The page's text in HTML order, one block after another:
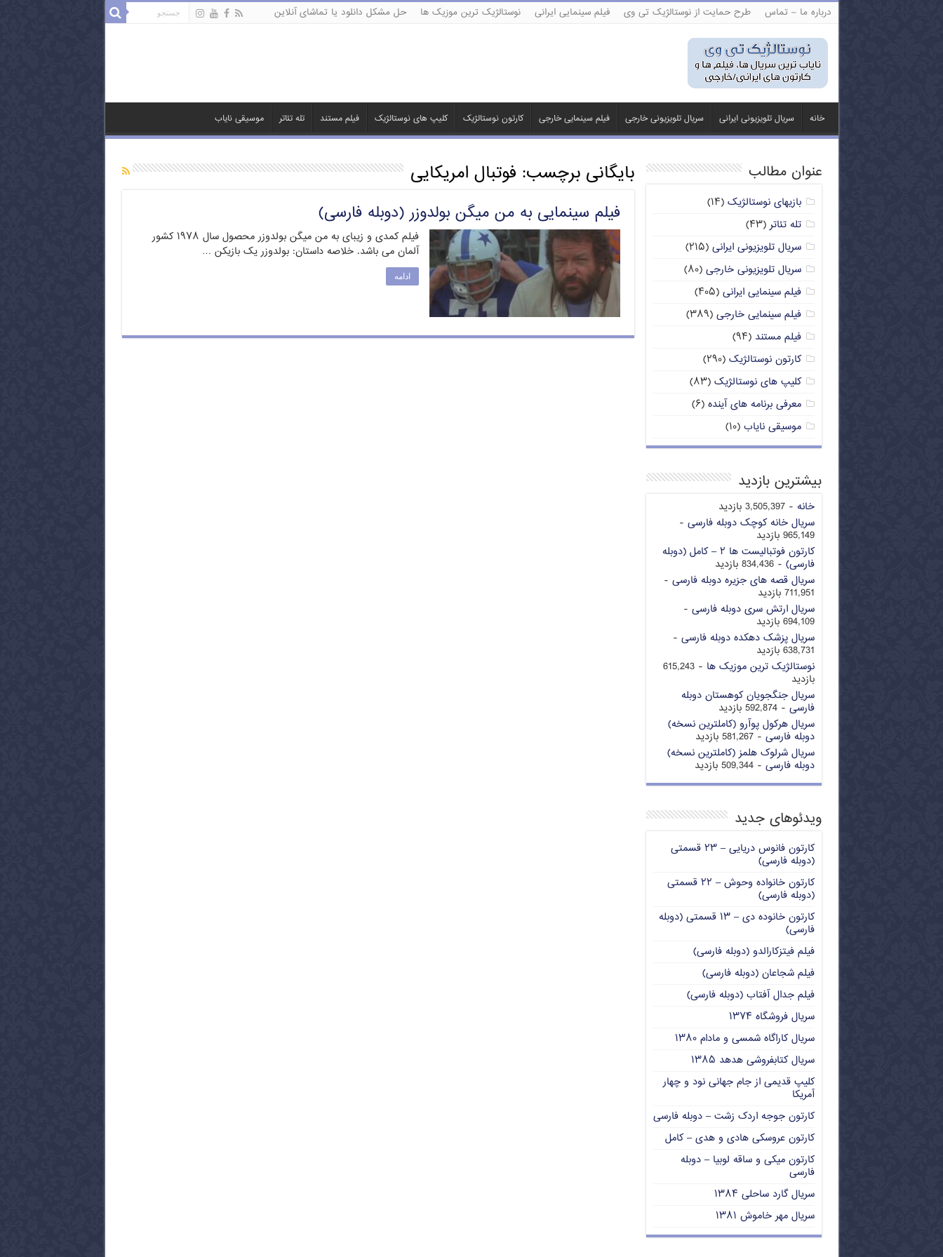
درباره ما – تماس طرح حمایت از نوستالژیک تی وی فیلم سینمایی ایرانی نوستالژیک ترین موزیک ها حل مشکل دانلود یا تماشای آنلاین
خانه سریال تلویزیونی ایرانی سریال تلویزیونی خارجی فیلم سینمایی خارجی کارتون نوستالژیک کلیپ های نوستالژیک فیلم مستند تله تئاتر موسیقی نایاب
بایگانی برچسب: فوتبال امریکایی
فیلم سینمایی به من میگن بولدوزر (دوبله فارسی)
فیلم کمدی و زیبای به من میگن بولدوزر محصول سال ۱۹۷۸ کشور
آلمان می باشد. خلاصه داستان: بولدوزر یک بازیکن …
ادامه
عنوان مطالب
بازیهای نوستالژیک (۱۴)
تله تئاتر(۴۳)
سریال تلویزیونی ایرانی (۲۱۵)
سریال تلویزیونی خارجی (۸۰)
فیلم سینمایی ایرانی (۴۰۵)
فیلم سینمایی خارجی (۳۸۹)
فیلم مستند (۹۴)
کارتون نوستالژیک (۲۹۰)
کلیپ های نوستالژیک (۸۳)
معرفی برنامه های آینده (۶)
موسیقی نایاب (۱۰)
بیشترین بازدید
خانه - 3,505,397 بازدید
سریال خانه کوچک دوبله فارسی -
965,149 بازدید
کارتون فوتبالیست ها ۲ – کامل (دوبله
فارسی) - 834,436 بازدید
سریال قصه های جزیره دوبله فارسی -
711,951 بازدید
سریال ارتش سری دوبله فارسی -
694,109 بازدید
سریال پزشک دهکده دوبله فارسی -
638,731 بازدید
نوستالژیک ترین موزیک ها
- 615,243
بازدید
سریال جنگجویان کوهستان دوبله
فارسی - 592,874 بازدید
سریال هرکول پوآرو (کاملترین نسخه)
دوبله فارسی - 581,267 بازدید
سریال شرلوک هلمز (کاملترین نسخه)
دوبله فارسی - 509,344 بازدید
ویدئوهای جدید
کارتون فانوس دریایی – ۲۳ قسمتی
(دوبله فارسی)
کارتون خانواده وحوش – ۲۲ قسمتی
(دوبله فارسی)
کارتون خانوده دی – ۱۳ قسمتی (دوبله
فارسی)
فیلم فیتزکارالدو (دوبله فارسی)
فیلم شجاعان (دوبله فارسی)
فیلم جدال آفتاب (دوبله فارسی)
سریال فروشگاه ۱۳۷۴
سریال کاراگاه شمسی و مادام ۱۳۸۰
سریال کتابفروشی هدهد ۱۳۸۵
کلیپ قدیمی از جام جهانی نود و چهار
آمریکا
کارتون جوجه اردک زشت – دوبله فارسی
کارتون عروسکی هادی و هدی – کامل
کارتون میکی و ساقه لوبیا – دوبله
فارسی
سریال گارد ساحلی ۱۳۸۴
سریال مهر خاموش ۱۳۸۱